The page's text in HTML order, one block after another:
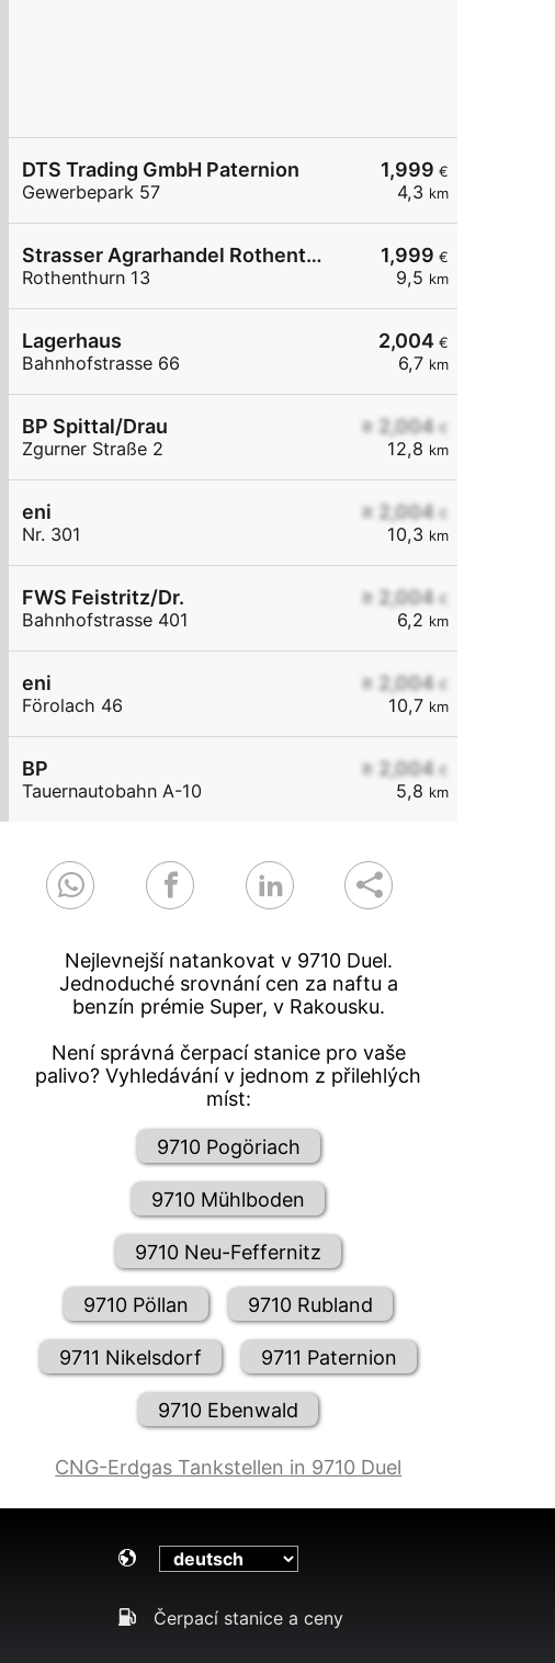
1,999 €
4,3 km
DTS Trading GmbH Paternion
Gewerbepark 57
1,999 €
9,5 km
Strasser Agrarhandel Rothenthurn
Rothenthurn 13
2,004 €
6,7 km
Lagerhaus
Bahnhofstrasse 66
≥ 2,004 €
12,8 km
BP Spittal/Drau
Zgurner Straße 2
≥ 2,004 €
10,3 km
eni
Nr. 301
≥ 2,004 €
6,2 km
FWS Feistritz/Dr.
Bahnhofstrasse 401
≥ 2,004 €
10,7 km
eni
Förolach 46
≥ 2,004 €
5,8 km
BP
Tauernautobahn A-10
Nejlevnejší natankovat v 9710 Duel.
Jednoduché srovnání cen za naftu a
benzín prémie Super, v Rakousku.
Není správná čerpací stanice pro vaše
palivo? Vyhledávání v jednom z přilehlých
míst:
9710 Pogöriach
9710 Mühlboden
9710 Neu-Feffernitz
9710 Pöllan 9710 Rubland
9711 Nikelsdorf 9711 Paternion
9710 Ebenwald
CNG-Erdgas Tankstellen in 9710 Duel
Čerpací stanice a ceny